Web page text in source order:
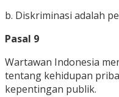
b. Diskriminasi adalah
Pasal 9
Wartawan Indonesia
tentang kehidupan
kepentingan publik.